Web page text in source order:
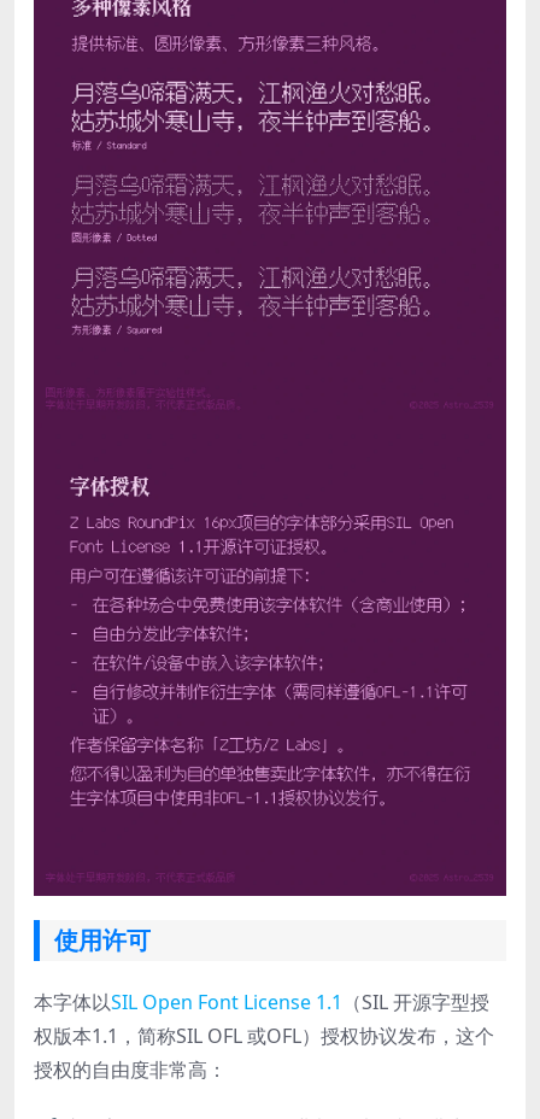
使用许可
本字体以SIL Open Font License 1.1 （SIL 开源字型授
权版本1.1，简称SIL OFL 或OFL）授权协议发布，这个
授权的自由度非常高：